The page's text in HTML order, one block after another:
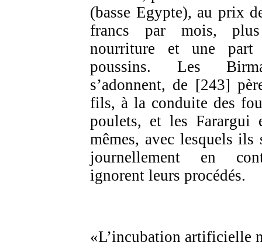
(basse Egypte), au prix
francs par mois,
nourriture et une part
poussins. Les
s’adonnent, de [243]
fils, à la conduite des
poulets, et les Farargui
mêmes, avec lesquels ils
journellement en
ignorent leurs procédés.
«L’incubation artificielle